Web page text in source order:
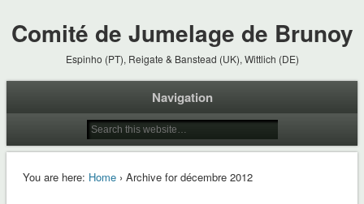
Comité de Jumelage de Brunoy
Espinho (PT), Reigate & Banstead (UK), Wittlich (DE)
Navigation
You are here: Home› Archive for décembre 2012